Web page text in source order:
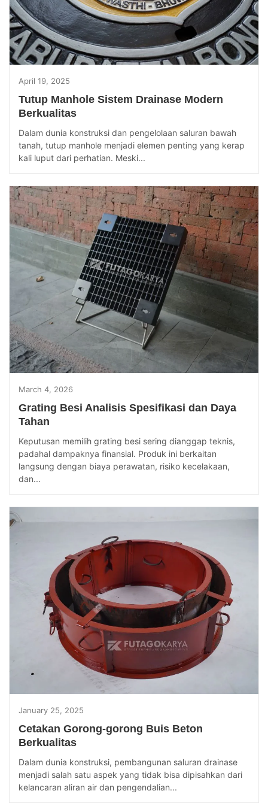
April 19, 2025
Tutup Manhole Sistem Drainase Modern
Berkualitas
Dalam dunia konstruksi dan pengelolaan saluran bawah
tanah, tutup manhole menjadi elemen penting yang kerap
kali luput dari perhatian. Meski...
March 4, 2026
Grating Besi Analisis Spesifikasi dan Daya
Tahan
Keputusan memilih grating besi sering dianggap teknis,
padahal dampaknya finansial. Produk ini berkaitan
langsung dengan biaya perawatan, risiko kecelakaan,
dan...
January 25, 2025
Cetakan Gorong-gorong Buis Beton
Berkualitas
Dalam dunia konstruksi, pembangunan saluran drainase
menjadi salah satu aspek yang tidak bisa dipisahkan dari
kelancaran aliran air dan pengendalian...